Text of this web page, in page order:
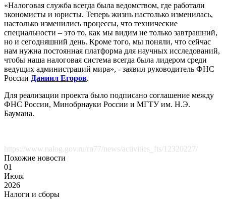
«Налоговая служба всегда была ведомством, где работали
экономисты и юристы. Теперь жизнь настолько изменилась,
настолько изменились процессы, что технические
специальности – это то, как мы видим не только завтрашний,
но и сегодняшний день. Кроме того, мы поняли, что сейчас
нам нужна постоянная платформа для научных исследований,
чтобы наша налоговая система всегда была лидером среди
ведущих администраций мира», - заявил руководитель ФНС
России Даниил Егоров.
Для реализации проекта было подписано соглашение между
ФНС России, Минобрнауки России и МГТУ им. Н.Э.
Баумана.
https://www.nalog.gov.ru/rn77/news/activities_fts/12320227/
Похожие новости
01
Июля
2026
Налоги и сборы